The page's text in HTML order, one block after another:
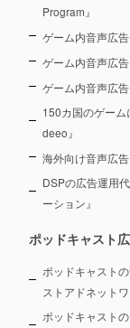
Program』
ゲーム内音声広
ゲーム内音声広
ゲーム内音声広
150カ国のゲー
deeo』
海外向け音声広
DSPの広告運用
ーション』
ポッドキャスト
ポッドキャスト
ストアドネットワ
ポッドキャスト